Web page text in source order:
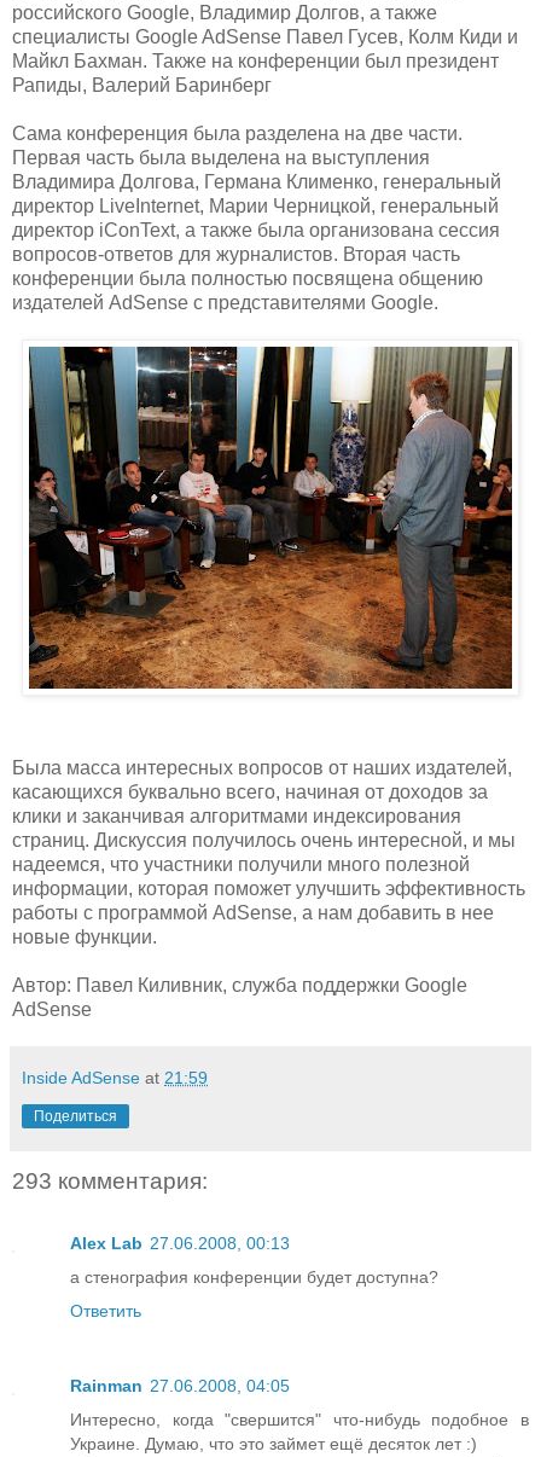
российского Google, Владимир Долгов, а также
специалисты Google AdSense Павел Гусев, Колм Киди и
Майкл Бахман. Также на конференции был президент
Рапиды, Валерий Баринберг
Сама конференция была разделена на две части.
Первая часть была выделена на выступления
Владимира Долгова, Германа Клименко, генеральный
директор LiveInternet, Марии Черницкой, генеральный
директор iConText, а также была организована сессия
вопросов-ответов для журналистов. Вторая часть
конференции была полностью посвящена общению
издателей AdSense с представителями Google.
Была масса интересных вопросов от наших издателей,
касающихся буквально всего, начиная от доходов за
клики и заканчивая алгоритмами индексирования
страниц. Дискуссия получилось очень интересной, и мы
надеемся, что участники получили много полезной
информации, которая поможет улучшить эффективность
работы с программой AdSense, а нам добавить в нее
новые функции.
Автор: Павел Киливник, служба поддержки Google
AdSense
Inside AdSense at 21:59
Поделиться
293 комментария:
Alex Lab 27.06.2008, 00:13
а стенография конференции будет доступна?
Ответить
Rainman 27.06.2008, 04:05
Интересно, когда "свершится" что-нибудь подобное в
Украине. Думаю, что это займет ещё десяток лет :)